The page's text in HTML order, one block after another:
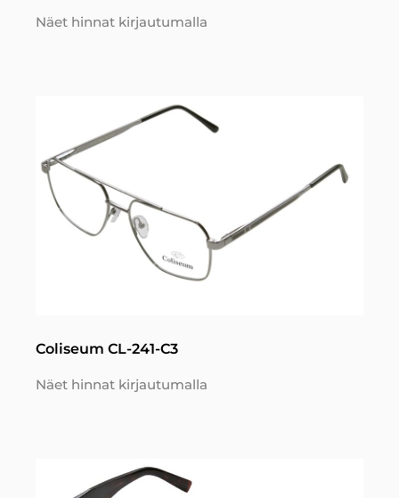
Näet hinnat kirjautumalla
Coliseum CL-241-C3
Näet hinnat kirjautumalla